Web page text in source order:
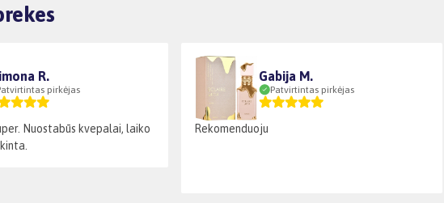
R.
pirkėjas
Nuostabūs kvepalai, laiko
Gabija M.
Patvirtintas pirkėjas
Rekomenduoju